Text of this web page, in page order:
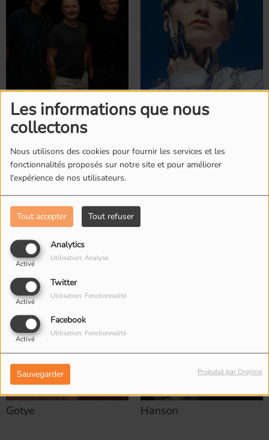
Les informations que nous
collectons
Nous utilisons des cookies pour fournir les services et les
fonctionnalités proposés sur notre site et pour améliorer
l'expérience de nos utilisateurs.
Tout accepter Tout refuser
Analytics
Activé
Utilisation: Analyse
Twitter
Activé
Utilisation: Fonctionnalité
Facebook
Activé
Utilisation: Fonctionnalité
Sauvegarder Propulsé par Orejime
Genesis
Gorillaz
Gotye Hanson